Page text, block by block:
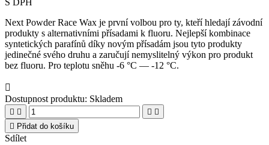
Next Powder Race Wax je první volbou pro ty, kteří hledají závodní
produkty s alternativními přísadami k fluoru. Nejlepší kombinace
syntetických parafínů díky novým přísadám jsou tyto produkty
jedinečné svého druhu a zaručují nemyslitelný výkon pro produkt
bez fluoru. Pro teplotu sněhu -6 °C — -12 °C.

Dostupnost produktu: Skladem
   
 Přidat do košíku
Sdílet